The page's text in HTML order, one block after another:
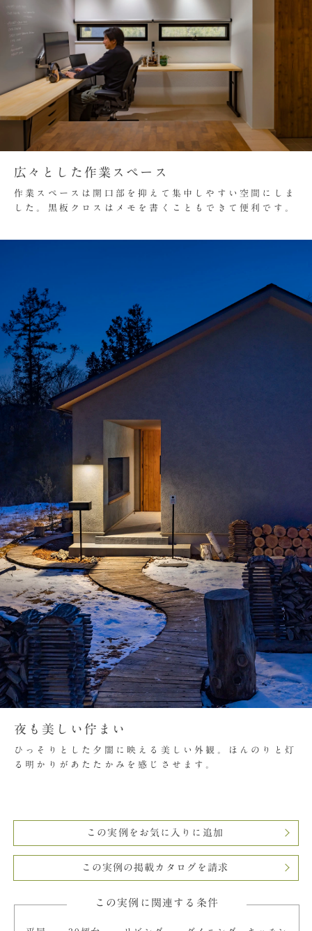
広々とした作業スペース
作業スペースは開口部を抑えて集中しやすい空間にしま
した。黒板クロスはメモを書くこともできて便利です。
夜も美しい佇まい
ひっそりとした夕闇に映える美しい外観。ほんのりと灯
る明かりがあたたかみを感じさせます。
この実例をお気に入りに追加
この実例の掲載カタログを請求
この実例に関連する条件